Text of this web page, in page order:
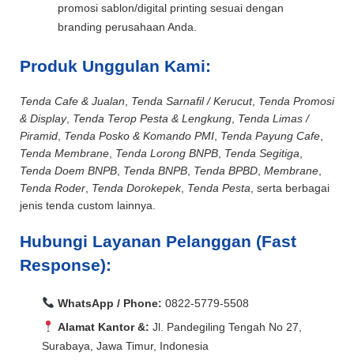
promosi sablon/digital printing sesuai dengan
branding perusahaan Anda.
Produk Unggulan Kami:
Tenda Cafe & Jualan Tenda Sarnafil / Kerucut, Tenda Promosi
& Display, Tenda Terop Pesta & Lengkung Tenda Limas /
Piramid Tenda Posko & Komando PMI Tenda Payung Cafe
Tenda Membrane Tenda Lorong BNPB Tenda Segitiga
Tenda Doem BNPB Tenda BNPB Tenda BPBD Membrane
Tenda Roder Tenda Dorokepek, Tenda Pesta , serta berbagai
jenis tenda custom lainnya.
Hubungi Layanan Pelanggan (Fast
Response):
WhatsApp / Phone: 0822-5779-5508
Alamat Kantor &: Jl. Pandegiling Tengah No 27,
Surabaya, Jawa Timur, Indonesia